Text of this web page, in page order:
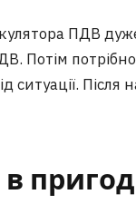
ПДВ
Потім
ситуації.